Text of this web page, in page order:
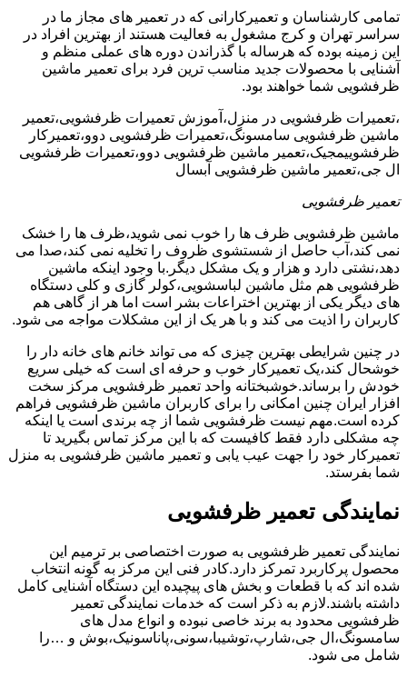
تمامی کارشناسان و تعمیرکارانی که در تعمیر های مجاز ما در
سراسر تهران و کرج مشغول به فعالیت هستند از بهترین افراد در
این زمینه بوده که هرساله با گذراندن دوره های عملی منظم و
آشنایی با محصولات جدید مناسب ترین فرد برای تعمیر ماشین
ظرفشویی شما خواهند بود.
،تعمیرات ظرفشویی در منزل،آموزش تعمیرات ظرفشویی،تعمیر
ماشین ظرفشویی سامسونگ،تعمیرات ظرفشویی دوو،تعمیرکار
ظرفشوییمجیک،تعمیر ماشین ظرفشویی دوو،تعمیرات ظرفشویی
ال جی،تعمیر ماشین ظرفشویی آبسال
تعمیر ظرفشویی
ماشین ظرفشویی ظرف ها را خوب نمی شوید،ظرف ها را خشک
نمی کند،آب حاصل از شستشوی ظروف را تخلیه نمی کند،صدا می
دهد،نشتی دارد و هزار و یک مشکل دیگر.با وجود اینکه ماشین
ظرفشویی هم مثل ماشین لباسشویی،کولر گازی و کلی دستگاه
های دیگر یکی از بهترین اختراعات بشر است اما هر از گاهی هم
کاربران را اذیت می کند و با هر یک از این مشکلات مواجه می شود.
در چنین شرایطی بهترین چیزی که می تواند خانم های خانه دار را
خوشحال کند،یک تعمیرکار خوب و حرفه ای است که خیلی سریع
خودش را برساند.خوشبختانه واحد تعمیر ظرفشویی مرکز سخت
افزار ایران چنین امکانی را برای کاربران ماشین ظرفشویی فراهم
کرده است.مهم نیست ظرفشویی شما از چه برندی است یا اینکه
چه مشکلی دارد فقط کافیست که با این مرکز تماس بگیرید تا
تعمیرکار خود را جهت عیب یابی و تعمیر ماشین ظرفشویی به منزل
شما بفرستد.
نمایندگی تعمیر ظرفشویی
نمایندگی تعمیر ظرفشویی به صورت اختصاصی بر ترمیم این
محصول پرکاربرد تمرکز دارد.کادر فنی این مرکز به گونه انتخاب
شده اند که با قطعات و بخش های پیچیده این دستگاه آشنایی کامل
داشته باشند.لازم به ذکر است که خدمات نمایندگی تعمیر
ظرفشویی محدود به برند خاصی نبوده و انواع مدل های
سامسونگ،ال جی،شارپ،توشیبا،سونی،پاناسونیک،بوش و …را
شامل می شود.